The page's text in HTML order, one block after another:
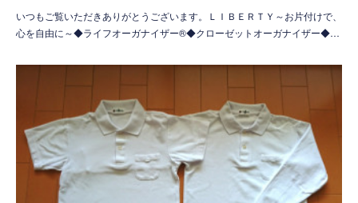
いつもご覧いただきありがとうございます。ＬＩＢＥＲＴＹ～お片付けで、
心を自由に～◆ライフオーガナイザー®◆クローゼットオーガナイザー◆…